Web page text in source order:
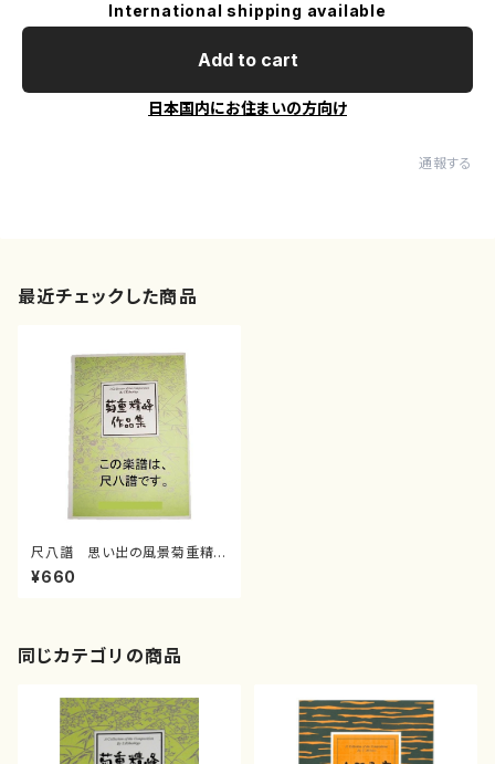
International shipping available
Add to cart
日本国内にお住まいの方向け
通報する
最近チェックした商品
尺八譜 思い出の風景菊重精
峰/楽譜）
¥660
同じカテゴリの商品